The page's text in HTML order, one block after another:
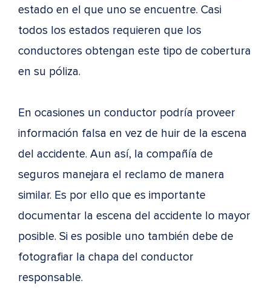
estado en el que uno se encuentre. Casi
todos los estados requieren que los
conductores obtengan este tipo de cobertura
en su póliza.
En ocasiones un conductor podría proveer
información falsa en vez de huir de la escena
del accidente. Aun así, la compañía de
seguros manejara el reclamo de manera
similar. Es por ello que es importante
documentar la escena del accidente lo mayor
posible. Si es posible uno también debe de
fotografiar la chapa del conductor
responsable.